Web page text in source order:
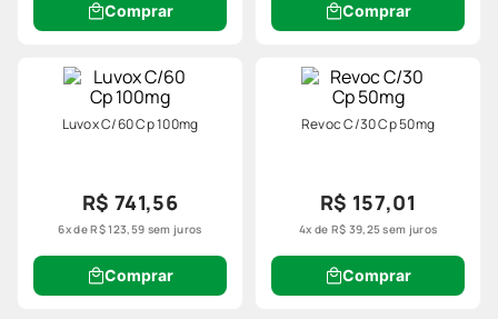
Comprar Comprar
Luvox C/60 Cp 100mg
R$ 741,56
6x deR$123,59 sem juros
Comprar
Revoc C/30 Cp 50mg
R$ 157,01
4x de R$ 39,25sem juros
Comprar